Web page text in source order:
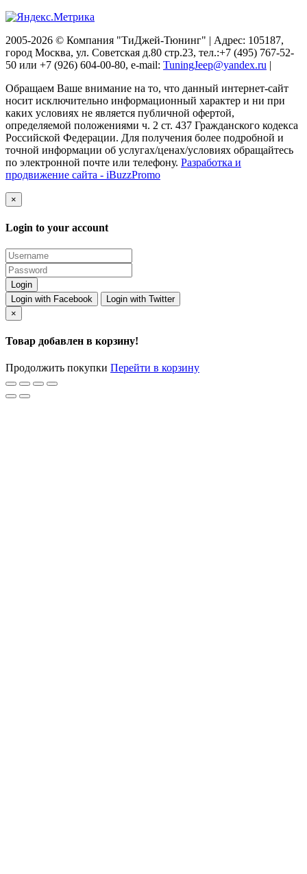
2005-2026 © Компания "ТиДжей-Тюнинг" | Адрес: 105187,
город Москва, ул. Советская д.80 стр.23, тел.:+7 (495) 767-52-
50 или +7 (926) 604-00-80, e-mail: TuningJeep@yandex.ru |
Обращаем Ваше внимание на то, что данный интернет-сайт
носит исключительно информационный характер и ни при
каких условиях не является публичной офертой,
определяемой положениями ч. 2 ст. 437 Гражданского кодекса
Российской Федерации. Для получения более подробной и
точной информации об услугах/ценах/условиях обращайтесь
по электронной почте или телефону. Разработка и
продвижение сайта - iBuzzPromo
×
Login to your account
Login with Facebook
Login with Twitter
×
Товар добавлен в корзину!
Продолжить покупки Перейти в корзину